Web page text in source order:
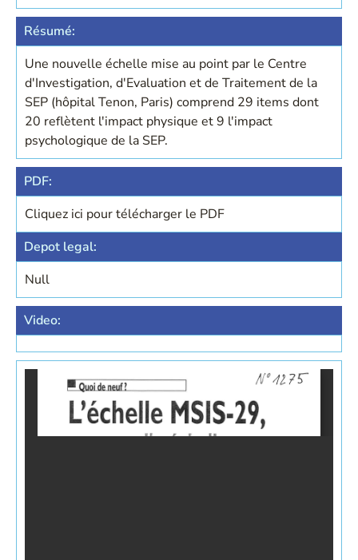
Résumé:
Une nouvelle échelle mise au point par le Centre
d'Investigation, d'Evaluation et de Traitement de la
SEP (hôpital Tenon, Paris) comprend 29 items dont
20 reflètent l'impact physique et 9 l'impact
psychologique de la SEP.
PDF:
Cliquez ici pour télécharger le PDF
Depot legal:
Null
Video: